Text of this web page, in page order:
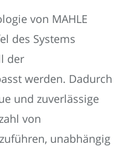
von MAHLE
des Systems
der
werden. Dadurch
und zuverlässige
von
unabhängig